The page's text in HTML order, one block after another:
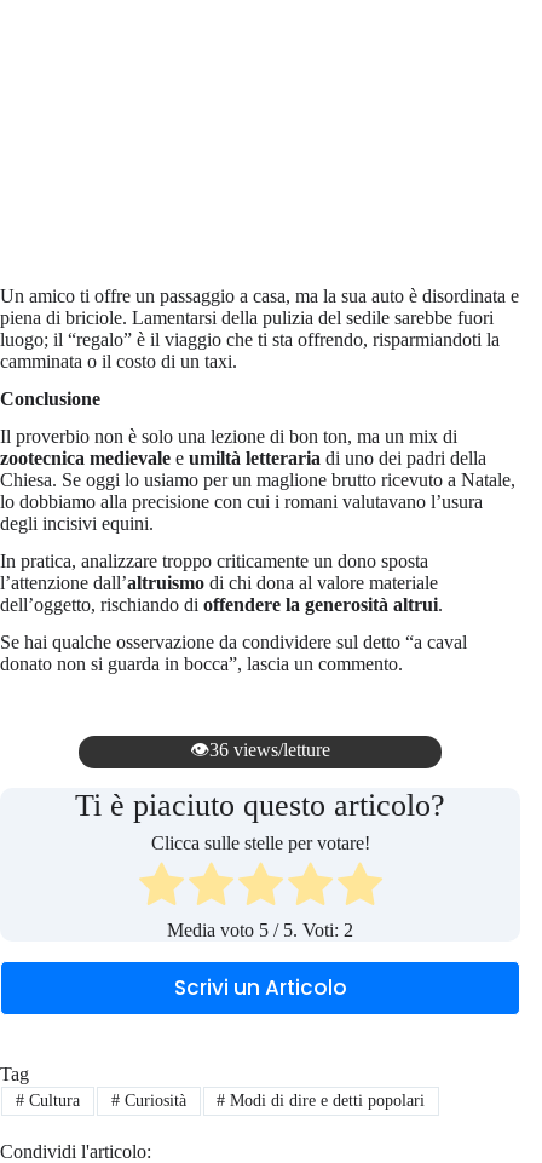
Un amico ti offre un passaggio a casa, ma la sua auto è disordinata e
piena di briciole. Lamentarsi della pulizia del sedile sarebbe fuori
luogo; il “regalo” è il viaggio che ti sta offrendo, risparmiandoti la
camminata o il costo di un taxi.
Conclusione
Il proverbio non è solo una lezione di bon ton, ma un mix di
zootecnica medievale e umiltà letteraria di uno dei padri della
Chiesa. Se oggi lo usiamo per un maglione brutto ricevuto a Natale,
lo dobbiamo alla precisione con cui i romani valutavano l’usura
degli incisivi equini.
In pratica, analizzare troppo criticamente un dono sposta
l’attenzione dall’altruismo di chi dona al valore materiale
dell’oggetto, rischiando di offendere la generosità altrui.
Se hai qualche osservazione da condividere sul detto “a caval
donato non si guarda in bocca”, lascia un commento.
👁️36 views/letture
Ti è piaciuto questo articolo?
Clicca sulle stelle per votare!
Media voto 5 / 5. Voti: 2
Scrivi un Articolo
Tag
#Cultura #Curiosità # Modi di dire e detti popolari
Condividi l'articolo: